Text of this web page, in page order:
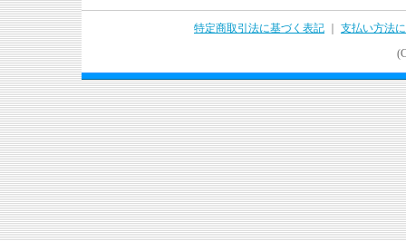
特定商取引法に基づく表記
支払い方法